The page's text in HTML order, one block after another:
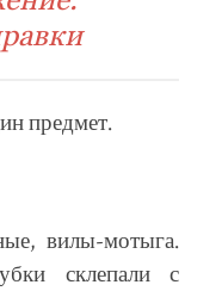
предмет.
вилы-мотыга.
склепали с